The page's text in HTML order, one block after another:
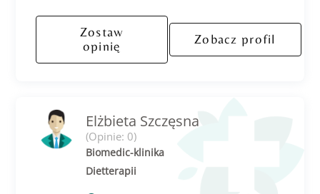
Zostaw
opinię
Zobacz profil
Elżbieta Szczęsna
(Opinie: 0)
Biomedic-klinika
Dietterapii